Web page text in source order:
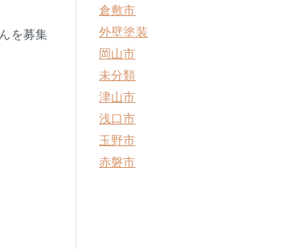
を募集
倉敷市
外壁塗装
岡山市
未分類
津山市
浅口市
玉野市
赤磐市